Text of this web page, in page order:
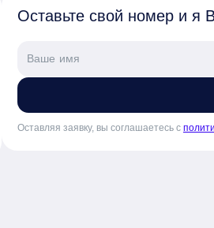
Оставьте свой номер и я
Оставляя заявку, вы соглашаетесь с